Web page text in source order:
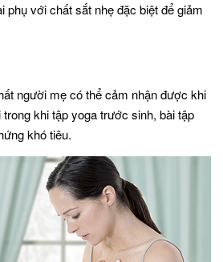
phụ với chất sắt nhẹ đặc biệt để giảm
người mẹ có thể cảm nhận được khi
khi tập yoga trước sinh, bài tập
khó tiêu.